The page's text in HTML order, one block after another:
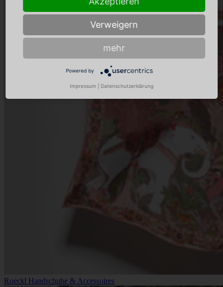
Roeckl Handschuhe & Accessoires
Verweigern
mehr
Powered by
Impressum Datenschutzerklärung